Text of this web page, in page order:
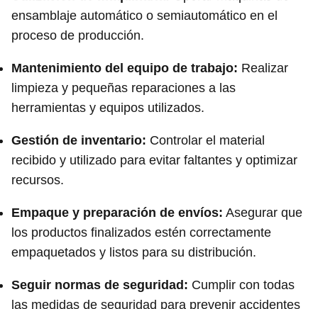
ensamblaje automático o semiautomático en el
proceso de producción.
Mantenimiento del equipo de trabajo: Realizar
limpieza y pequeñas reparaciones a las
herramientas y equipos utilizados.
Gestión de inventario: Controlar el material
recibido y utilizado para evitar faltantes y optimizar
recursos.
Empaque y preparación de envíos: Asegurar que
los productos finalizados estén correctamente
empaquetados y listos para su distribución.
Seguir normas de seguridad: Cumplir con todas
las medidas de seguridad para prevenir accidentes